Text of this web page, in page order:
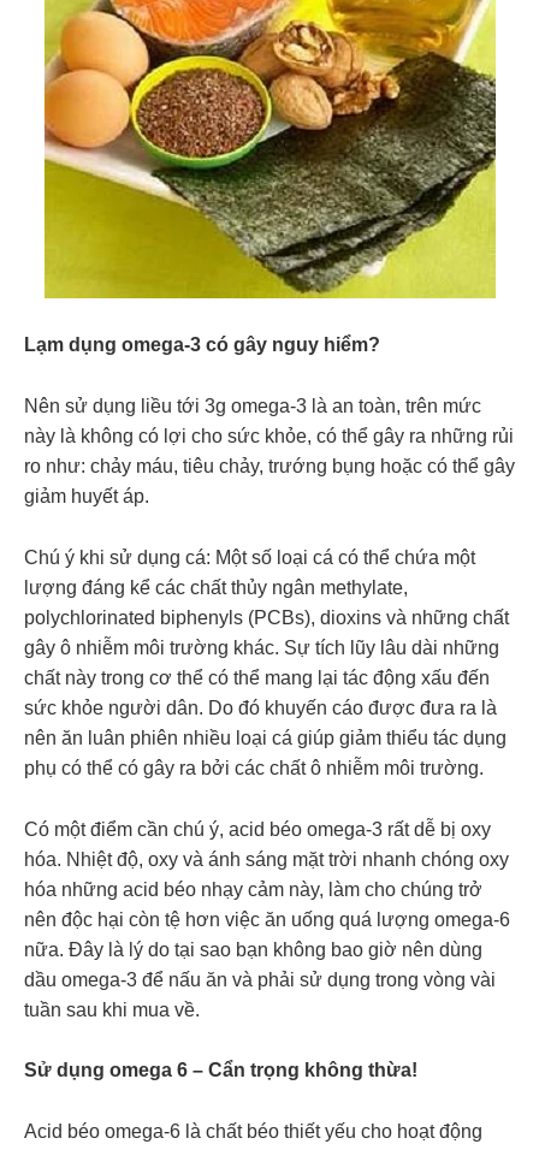
Lạm dụng omega-3 có gây nguy hiểm?
Nên sử dụng liều tới 3g omega-3 là an toàn, trên mức
này là không có lợi cho sức khỏe, có thể gây ra những rủi
ro như: chảy máu, tiêu chảy, trướng bụng hoặc có thể gây
giảm huyết áp.
Chú ý khi sử dụng cá: Một số loại cá có thể chứa một
lượng đáng kể các chất thủy ngân methylate,
polychlorinated biphenyls (PCBs), dioxins và những chất
gây ô nhiễm môi trường khác. Sự tích lũy lâu dài những
chất này trong cơ thể có thể mang lại tác động xấu đến
sức khỏe người dân. Do đó khuyến cáo được đưa ra là
nên ăn luân phiên nhiều loại cá giúp giảm thiểu tác dụng
phụ có thể có gây ra bởi các chất ô nhiễm môi trường.
Có một điểm cần chú ý, acid béo omega-3 rất dễ bị oxy
hóa. Nhiệt độ, oxy và ánh sáng mặt trời nhanh chóng oxy
hóa những acid béo nhạy cảm này, làm cho chúng trở
nên độc hại còn tệ hơn việc ăn uống quá lượng omega-6
nữa. Đây là lý do tại sao bạn không bao giờ nên dùng
dầu omega-3 để nấu ăn và phải sử dụng trong vòng vài
tuần sau khi mua về.
Sử dụng omega 6 – Cẩn trọng không thừa!
Acid béo omega-6 là chất béo thiết yếu cho hoạt động